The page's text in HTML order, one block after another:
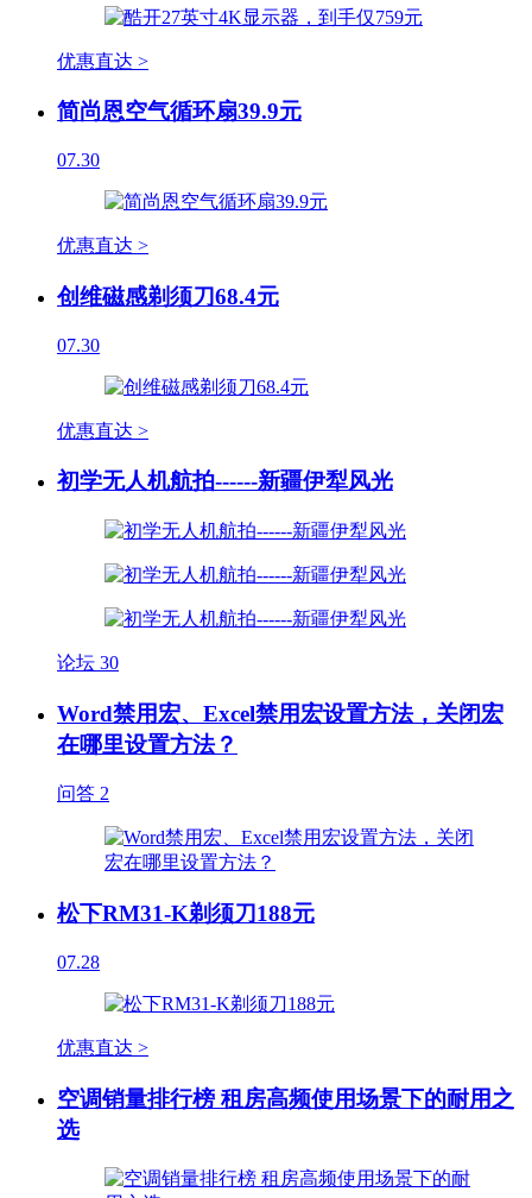
优惠直达 >
简尚恩空气循环扇39.9元
07.30
优惠直达 >
创维磁感剃须刀68.4元
07.30
优惠直达 >
初学无人机航拍------新疆伊犁风光
论坛 30
Word禁用宏、Excel禁用宏设置方法，关闭宏
在哪里设置方法？
问答 2
松下RM31-K剃须刀188元
07.28
优惠直达 >
空调销量排行榜 租房高频使用场景下的耐用之
选